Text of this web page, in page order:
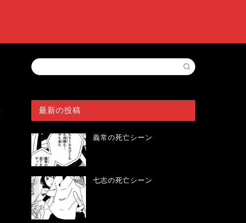
最新の投稿
義常の死亡シーン
七志の死亡シーン